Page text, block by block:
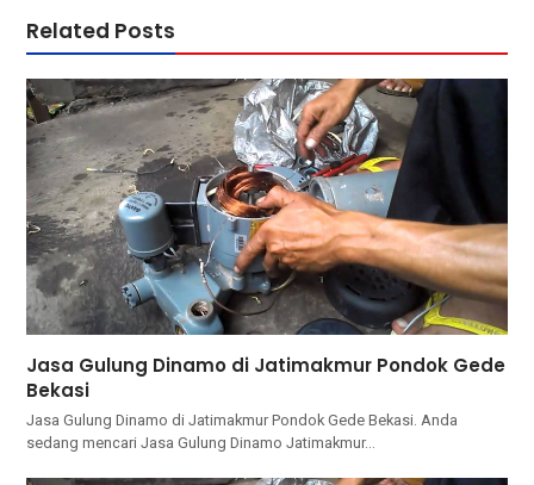
Related Posts
Jasa Gulung Dinamo di Jatimakmur Pondok Gede
Bekasi
Jasa Gulung Dinamo di Jatimakmur Pondok Gede Bekasi. Andа
ѕеdаng mencari Jasa Gulung Dinamo Jatimakmur…